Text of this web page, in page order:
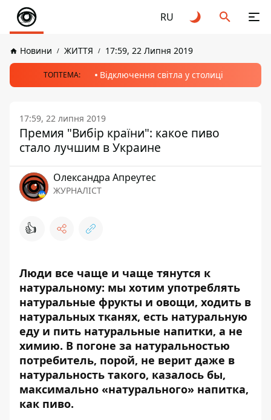
RU
Новини ЖИТТЯ 17:59, 22 Липня 2019
ТОПТЕМА: Відключення світла у столиці
17:59, 22 липня 2019
Премия "Вибір країни": какое пиво
стало лучшим в Украине
Олександра Апреутес
ЖУРНАЛІСТ
👍
Люди все чаще и чаще тянутся к
натуральному: мы хотим употреблять
натуральные фрукты и овощи, ходить в
натуральных тканях, есть натуральную
еду и пить натуральные напитки, а не
химию. В погоне за натуральностью
потребитель, порой, не верит даже в
натуральность такого, казалось бы,
максимально «натурального» напитка,
как пиво.